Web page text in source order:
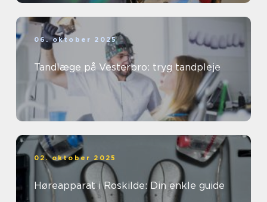
06. oktober 2025
Tandlæge på Vesterbro: tryg tandpleje
02. oktober 2025
Høreapparat i Roskilde: Din enkle guide